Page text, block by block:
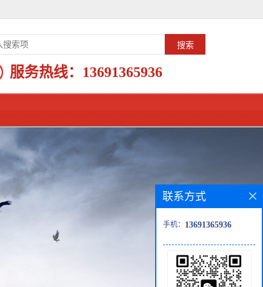
服务热线： 13691365936
联系方式
手机： 13691365936